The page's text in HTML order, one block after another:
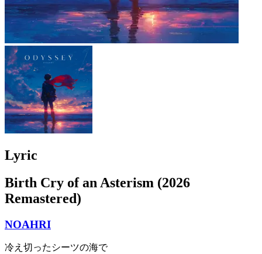
Lyric
Birth Cry of an Asterism (2026
Remastered)
NOAHRI
冷え切ったシーツの海で